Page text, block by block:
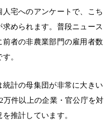
宅へのアンケートで、こち
められます。普段ニュース
者の非農業部門の雇用者数
。
計の母集団が非常に大きい
万件以上の企業・官公庁を対
推計しています。